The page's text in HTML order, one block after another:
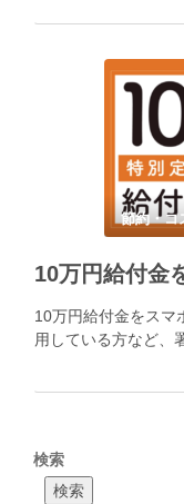
節約・コ
10万円給付金をスマ
用している方など、
検索
検索